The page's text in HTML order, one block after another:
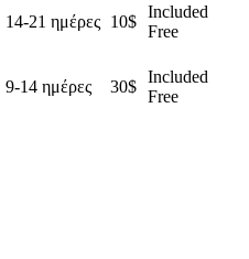
14-21 ημέρες 10$
Included
Free
9-14 ημέρες 30$
Included
Free